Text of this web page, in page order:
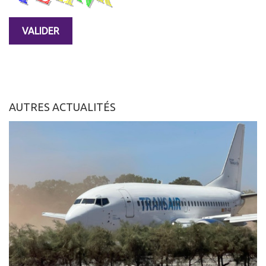
AUTRES ACTUALITÉS